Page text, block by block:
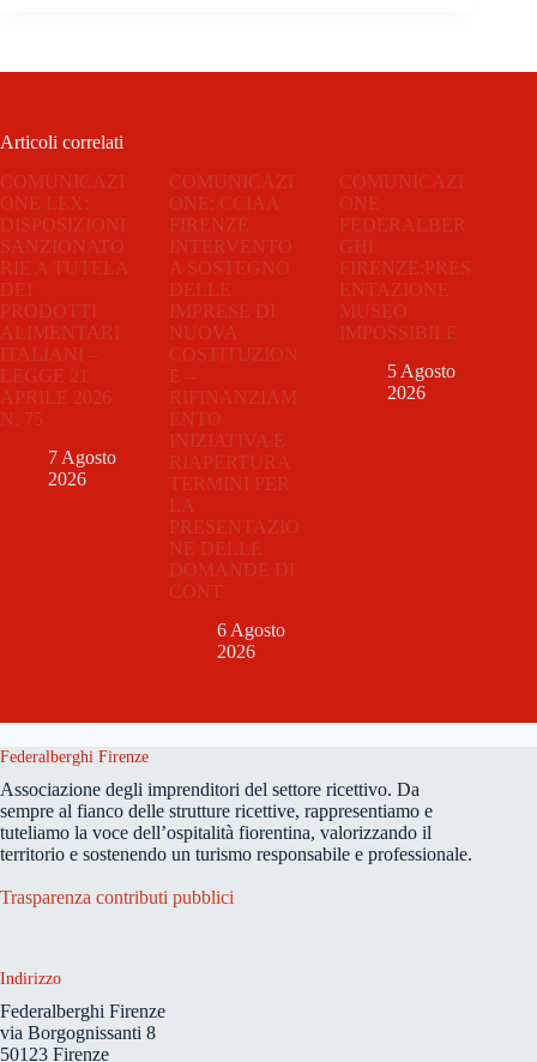
Articoli correlati
COMUNICAZI
ONE LEX:
DISPOSIZIONI
SANZIONATO
RIE A TUTELA
DEI
PRODOTTI
ALIMENTARI
ITALIANI –
LEGGE 21
APRILE 2026
N. 75
7 Agosto
2026
COMUNICAZI
ONE: CCIAA
FIRENZE
INTERVENTO
A SOSTEGNO
DELLE
IMPRESE DI
NUOVA
COSTITUZION
E –
RIFINANZIAM
ENTO
INIZIATIVA E
RIAPERTURA
TERMINI PER
LA
PRESENTAZIO
NE DELLE
DOMANDE DI
CONT
6 Agosto
2026
COMUNICAZI
ONE
FEDERALBER
GHI
FIRENZE:PRES
ENTAZIONE
MUSEO
IMPOSSIBILE
5 Agosto
2026
Federalberghi Firenze
Associazione degli imprenditori del settore ricettivo. Da
sempre al fianco delle strutture ricettive, rappresentiamo e
tuteliamo la voce dell’ospitalità fiorentina, valorizzando il
territorio e sostenendo un turismo responsabile e professionale.
Trasparenza contributi pubblici
Indirizzo
Federalberghi Firenze
via Borgognissanti 8
50123 Firenze